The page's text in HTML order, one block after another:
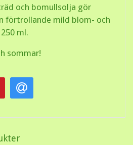
och bomullsolja gör
förtrollande mild blom- och
ml.
sommar!